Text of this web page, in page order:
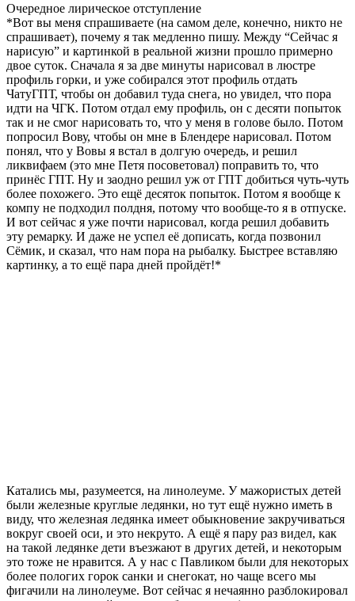
Очередное лирическое отступление
*Вот вы меня спрашиваете (на самом деле, конечно, никто не
спрашивает), почему я так медленно пишу. Между “Сейчас я
нарисую” и картинкой в реальной жизни прошло примерно
двое суток. Сначала я за две минуты нарисовал в люстре
профиль горки, и уже собирался этот профиль отдать
ЧатуГПТ, чтобы он добавил туда снега, но увидел, что пора
идти на ЧГК. Потом отдал ему профиль, он с десяти попыток
так и не смог нарисовать то, что у меня в голове было. Потом
попросил Вову, чтобы он мне в Блендере нарисовал. Потом
понял, что у Вовы я встал в долгую очередь, и решил
ликвифаем (это мне Петя посоветовал) поправить то, что
принёс ГПТ. Ну и заодно решил уж от ГПТ добиться чуть-чуть
более похожего. Это ещё десяток попыток. Потом я вообще к
компу не подходил полдня, потому что вообще-то я в отпуске.
И вот сейчас я уже почти нарисовал, когда решил добавить
эту ремарку. И даже не успел её дописать, когда позвонил
Сёмик, и сказал, что нам пора на рыбалку. Быстрее вставляю
картинку, а то ещё пара дней пройдёт!*
Катались мы, разумеется, на линолеуме. У мажористых детей
были железные круглые ледянки, но тут ещё нужно иметь в
виду, что железная ледянка имеет обыкновение закручиваться
вокруг своей оси, и это некруто. А ещё я пару раз видел, как
на такой ледянке дети въезжают в других детей, и некоторым
это тоже не нравится. А у нас с Павликом были для некоторых
более пологих горок санки и снегокат, но чаще всего мы
фигачили на линолеуме. Вот сейчас я нечаянно разблокировал